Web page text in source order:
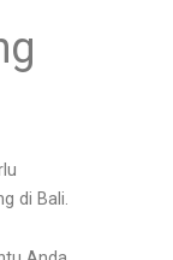
di Bali.